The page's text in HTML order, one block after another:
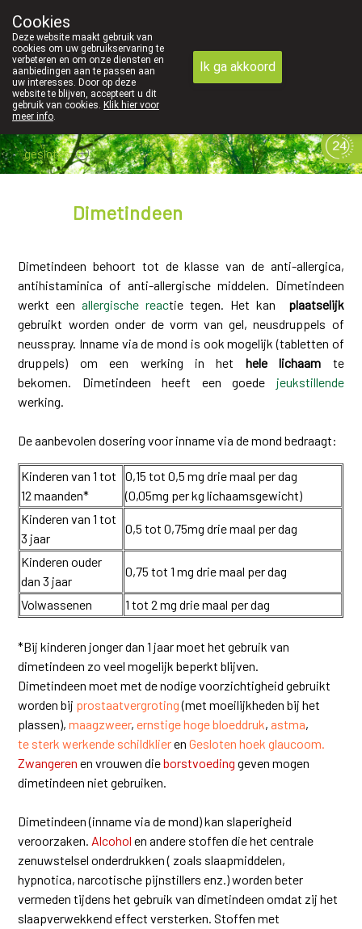
gesloten
Dimetindeen
Dimetindeen behoort tot de klasse van de anti-allergica,
antihistaminica of anti-allergische middelen. Dimetindeen
werkt eenallergische reactie tegen. Het kan plaatselijk
gebruikt worden onder de vorm van gel, neusdruppels of
neusspray. Inname via de mond is ook mogelijk (tabletten of
druppels) om een werking in het hele lichaam te
bekomen. Dimetindeen heeft een goede jeukstillende
werking.
De aanbevolen dosering voor inname via de mond bedraagt:
Kinderen van 1 tot
12 maanden*
0,15 tot 0,5 mg drie maal per dag
(0,05mg per kg lichaamsgewicht)
Kinderen van 1 tot
3 jaar
0,5 tot 0,75mg drie maal per dag
Kinderen ouder
dan 3 jaar
0,75 tot 1 mg drie maal per dag
Volwassenen 1 tot 2 mg drie maal per dag
*Bij kinderen jonger dan 1 jaar moet het gebruik van
dimetindeen zo veel mogelijk beperkt blijven.
Dimetindeen moet met de nodige voorzichtigheid gebruikt
worden bij prostaatvergroting(met moeilijkheden bij het
plassen),maagzweer, ernstige hoge bloeddruk, astma,
te sterk werkende schildklierenGesloten hoek glaucoom.
Zwangerenen vrouwen dieborstvoeding geven mogen
dimetindeen niet gebruiken.
Dimetindeen (inname via de mond) kan slaperigheid
veroorzaken. Alcohol en andere stoffen die het centrale
zenuwstelsel onderdrukken ( zoals slaapmiddelen,
hypnotica, narcotische pijnstillers enz.) worden beter
vermeden tijdens het gebruik van dimetindeen omdat zij het
slaapverwekkend effect versterken. Stoffen met
Cookies
Deze website maakt gebruik van
cookies om uw gebruikservaring te
verbeteren en om onze diensten en
aanbiedingen aan te passen aan
uw interesses. Door op deze
website te blijven, accepteert u dit
gebruik van cookies. Klik hier voor
meer info.
Ik ga akkoord